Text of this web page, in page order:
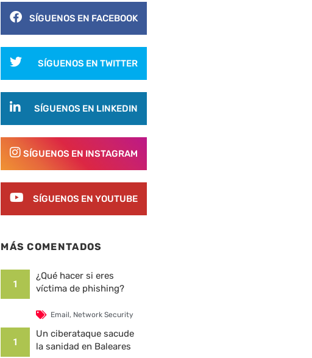
SÍGUENOS EN FACEBOOK
SÍGUENOS EN TWITTER
SÍGUENOS EN LINKEDIN
SÍGUENOS EN INSTAGRAM
SÍGUENOS EN YOUTUBE
MÁS COMENTADOS
1
¿Qué hacer si eres
víctima de phishing?
Email, Network Security
1
Un ciberataque sacude
la sanidad en Baleares